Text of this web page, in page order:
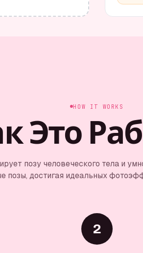
HOW IT WORKS
Это
позу человеческого тела и
позы, достигая идеальных
2